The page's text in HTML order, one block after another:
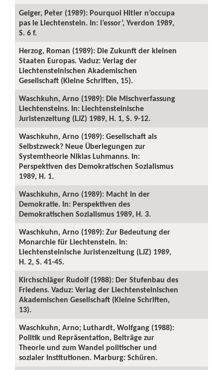
Geiger, Peter (1989): Pourquoi Hitler n’occupa
pas le Liechtenstein. In: l’essor’, Yverdon 1989,
S. 6 f.
Herzog, Roman (1989): Die Zukunft der kleinen
Staaten Europas. Vaduz: Verlag der
Liechtensteinischen Akademischen
Gesellschaft (Kleine Schriften, 15).
Waschkuhn, Arno (1989): Die Mischverfassung
Liechtensteins. In: Liechtensteinische
Juristenzeitung (LJZ) 1989, H. 1, S. 9-12.
Waschkuhn, Arno (1989): Gesellschaft als
Selbstzweck? Neue Überlegungen zur
Systemtheorie Niklas Luhmanns. In:
Perspektiven des Demokratischen Sozialismus
1989, H. 1.
Waschkuhn, Arno (1989): Macht in der
Demokratie. In: Perspektiven des
Demokratischen Sozialismus 1989, H. 3.
Waschkuhn, Arno (1989): Zur Bedeutung der
Monarchie für Liechtenstein. In:
Liechtensteinische Juristenzeitung (LJZ) 1989,
H. 2, S. 41-45.
Kirchschläger Rudolf (1988): Der Stufenbau des
Friedens. Vaduz: Verlag der Liechtensteinischen
Akademischen Gesellschaft (Kleine Schriften,
13).
Waschkuhn, Arno; Luthardt, Wolfgang (1988):
Politik und Repräsentation, Beiträge zur
Theorie und zum Wandel politischer und
sozialer Institutionen. Marburg: Schüren.